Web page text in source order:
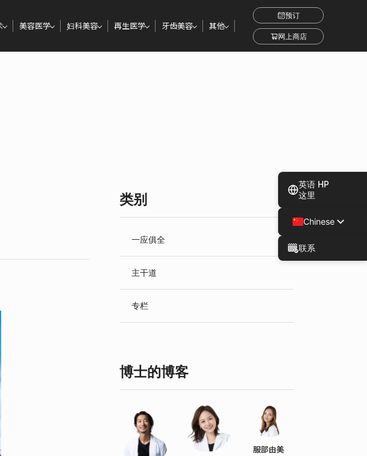
美容医学 妇科美容 再生医学 牙齿美容 其他
预订
网上商店
类别
一应俱全
主干道
专栏
博士的博客
服部由美
英语 HP
这里
Chinese
Spanish
联系